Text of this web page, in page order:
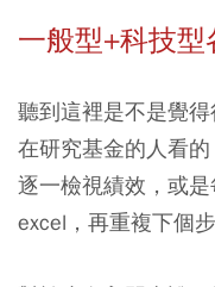
一般型+科技
聽到這裡是不是覺
在研究基金的人看
逐一檢視績效，或
excel，再重複下個